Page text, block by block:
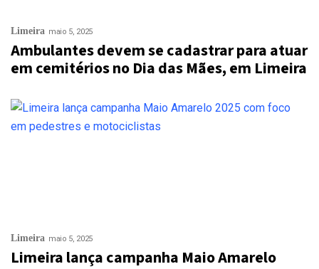
Limeira maio 5, 2025
Ambulantes devem se cadastrar para atuar
em cemitérios no Dia das Mães, em Limeira
Limeira maio 5, 2025
Limeira lança campanha Maio Amarelo